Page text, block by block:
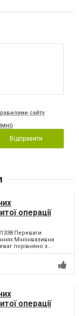
сайту
Відправити
операції
Переваги
Мініінвазивна
порівняно з...
операції